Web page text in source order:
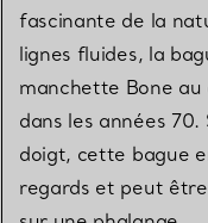
fascinante de la
lignes fluides, la
manchette Bone
dans les années
doigt, cette bague
regards et peut